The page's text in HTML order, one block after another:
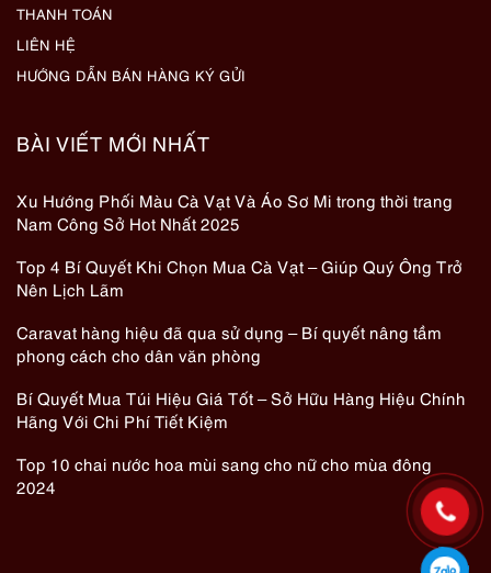
THANH TOÁN
LIÊN HỆ
HƯỚNG DẪN BÁN HÀNG KÝ GỬI
BÀI VIẾT MỚI NHẤT
Xu Hướng Phối Màu Cà Vạt Và Áo Sơ Mi trong thời trang
Nam Công Sở Hot Nhất 2025
Top 4 Bí Quyết Khi Chọn Mua Cà Vạt – Giúp Quý Ông Trở
Nên Lịch Lãm
Caravat hàng hiệu đã qua sử dụng – Bí quyết nâng tầm
phong cách cho dân văn phòng
Bí Quyết Mua Túi Hiệu Giá Tốt – Sở Hữu Hàng Hiệu Chính
Hãng Với Chi Phí Tiết Kiệm
Top 10 chai nước hoa mùi sang cho nữ cho mùa đông
2024